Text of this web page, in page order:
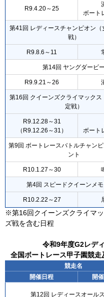
R9.4.20～25
ボート
第41回 レディースチャンピオン（
戦）
R9.8.6～11
第14回 ヤングダービー
R9.9.21～26
第16回 クイーンズクライマックス
定戦）
R9.12.28～31
（R9.12.26～31）
ボート
第9回 ボートレースバトルチャン
ント
R10.1.27～30
第4回 スピードクイーンメ
R10.2.22～27
※第16回クイーンズクライマ
ズ戦を含む日程
令和9年度G2レデ
全国ボートレース甲子園競
競走名
開催日程
開
第12回 レディースオール